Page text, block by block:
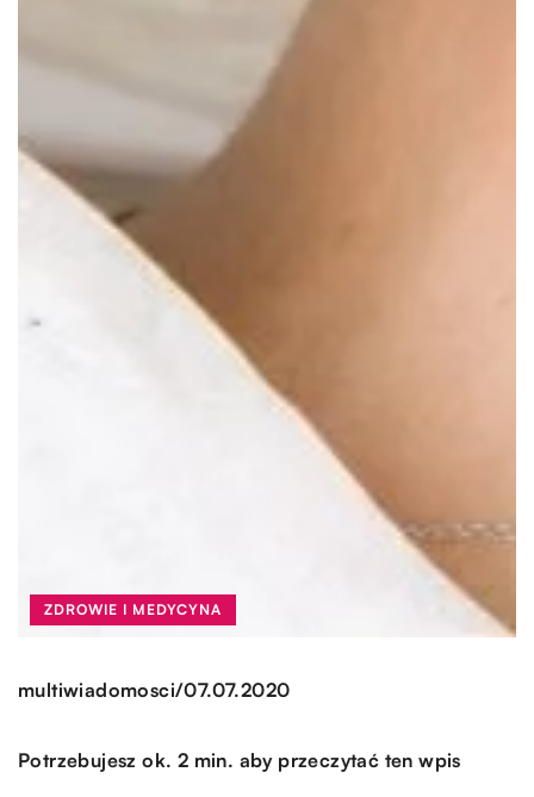
ZDROWIE I MEDYCYNA
multiwiadomosci/07.07.2020
Potrzebujesz ok. 2 min. aby przeczytać ten wpis